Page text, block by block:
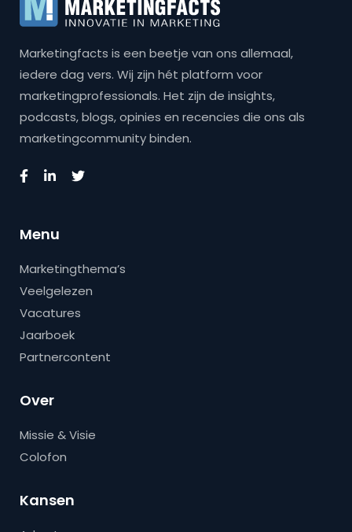
Marketingfacts is een beetje van ons allemaal,
iedere dag vers. Wij zijn hét platform voor
marketingprofessionals. Het zijn de insights,
podcasts, blogs, opinies en recencies die ons als
marketingcommunity binden.
Menu
Marketingthema’s
Veelgelezen
Vacatures
Jaarboek
Partnercontent
Over
Missie & Visie
Colofon
Kansen